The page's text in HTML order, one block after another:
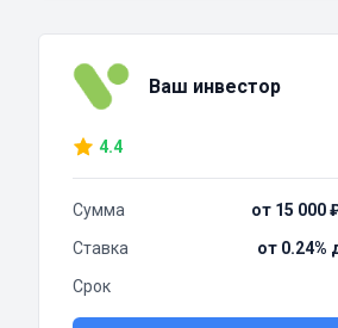
Ваш инвестор
4.4
Сумма
от 15 000
Ставка
от 0.24%
Срок